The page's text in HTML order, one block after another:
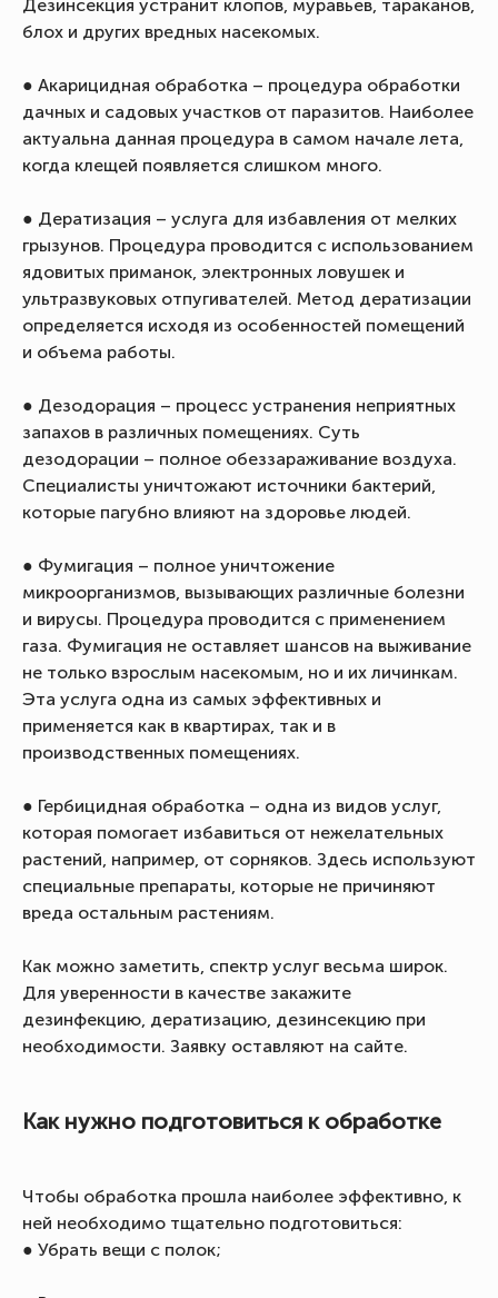
Дезинсекция устранит клопов, муравьев, тараканов,
блох и других вредных насекомых.
● Акарицидная обработка – процедура обработки
дачных и садовых участков от паразитов. Наиболее
актуальна данная процедура в самом начале лета,
когда клещей появляется слишком много.
● Дератизация – услуга для избавления от мелких
грызунов. Процедура проводится с использованием
ядовитых приманок, электронных ловушек и
ультразвуковых отпугивателей. Метод дератизации
определяется исходя из особенностей помещений
и объема работы.
● Дезодорация – процесс устранения неприятных
запахов в различных помещениях. Суть
дезодорации – полное обеззараживание воздуха.
Специалисты уничтожают источники бактерий,
которые пагубно влияют на здоровье людей.
● Фумигация – полное уничтожение
микроорганизмов, вызывающих различные болезни
и вирусы. Процедура проводится с применением
газа. Фумигация не оставляет шансов на выживание
не только взрослым насекомым, но и их личинкам.
Эта услуга одна из самых эффективных и
применяется как в квартирах, так и в
производственных помещениях.
● Гербицидная обработка – одна из видов услуг,
которая помогает избавиться от нежелательных
растений, например, от сорняков. Здесь используют
специальные препараты, которые не причиняют
вреда остальным растениям.
Как можно заметить, спектр услуг весьма широк.
Для уверенности в качестве закажите
дезинфекцию, дератизацию, дезинсекцию при
необходимости. Заявку оставляют на сайте.
Как нужно подготовиться к обработке
Чтобы обработка прошла наиболее эффективно, к
ней необходимо тщательно подготовиться:
● Убрать вещи с полок;